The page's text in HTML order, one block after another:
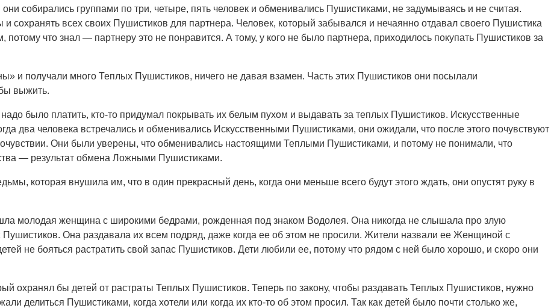
собирались группами по три, четыре, пять человек и обменивались Пушистиками, не задумываясь и не считая.
сохранять всех своих Пушистиков для партнера. Человек, который забывался и нечаянно отдавал своего Пушистика
потому что знал — партнеру это не понравится. А тому, у кого не было партнера, приходилось покупать Пушистиков за
и получали много Теплых Пушистиков, ничего не давая взамен. Часть этих Пушистиков они посылали
выжить.
было платить, кто-то придумал покрывать их белым пухом и выдавать за теплых Пушистиков. Искусственные
два человека встречались и обменивались Искусственными Пушистиками, они ожидали, что после этого почувствуют
Они были уверены, что обменивались настоящими Теплыми Пушистиками, и потому не понимали, что
— результат обмена Ложными Пушистиками.
которая внушила им, что в один прекрасный день, когда они меньше всего будут этого ждать, они опустят руку в
молодая женщина с широкими бедрами, рожденная под знаком Водолея. Она никогда не слышала про злую
Пушистиков. Она раздавала их всем подряд, даже когда ее об этом не просили. Жители назвали ее Женщиной с
не бояться растратить свой запас Пушистиков. Дети любили ее, потому что рядом с ней было хорошо, и скоро они
охранял бы детей от растраты Теплых Пушистиков. Теперь по закону, чтобы раздавать Теплых Пушистиков, нужно
делиться Пушистиками, когда хотели или когда их кто-то об этом просил. Так как детей было почти столько же,